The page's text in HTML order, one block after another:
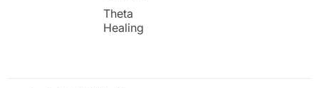
Theta
Healing